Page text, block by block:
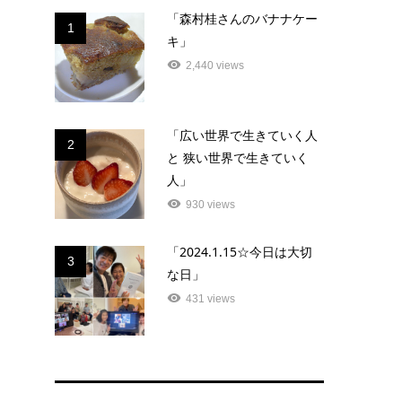
1
「森村桂さんのバナナケー
キ」
2,440 views
2
「広い世界で生きていく人
と 狭い世界で生きていく
人」
930 views
3
「2024.1.15☆今日は大切
な日」
431 views